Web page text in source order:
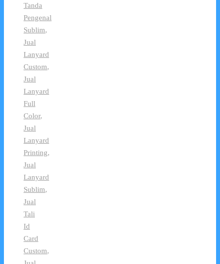
Tanda
Pengenal
Sublim,
Jual
Lanyard
Custom,
Jual
Lanyard
Full
Color,
Jual
Lanyard
Printing,
Jual
Lanyard
Sublim,
Jual
Tali
Id
Card
Custom,